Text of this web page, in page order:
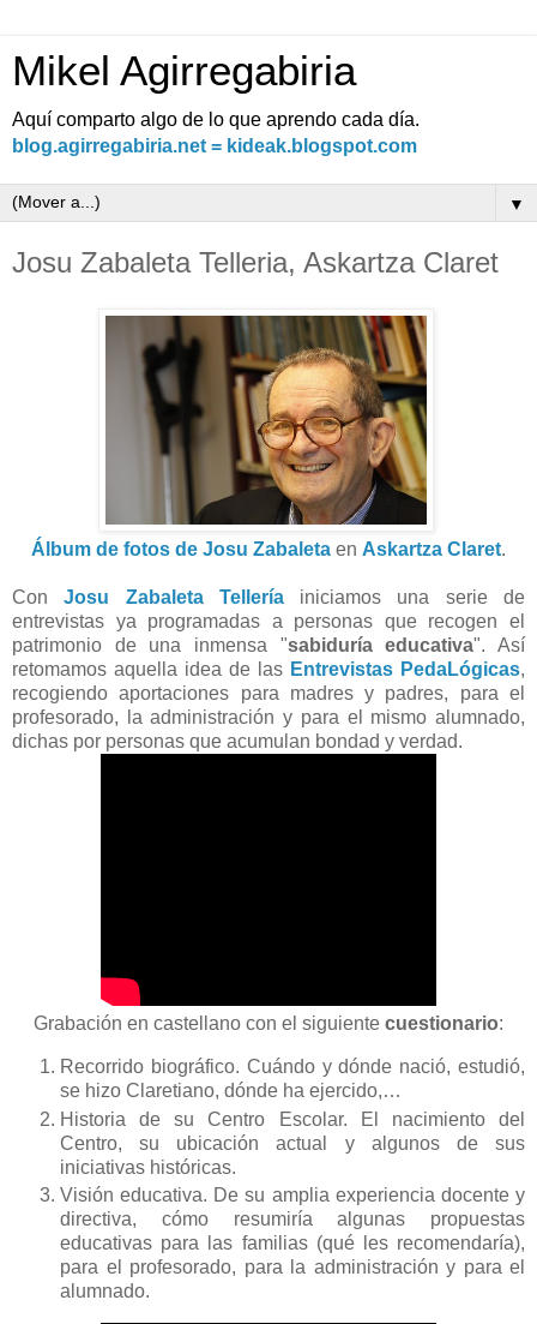
Mikel Agirregabiria
Aquí comparto algo de lo que aprendo cada día.
blog.agirregabiria.net = kideak.blogspot.com
▼
Josu Zabaleta Telleria, Askartza Claret
Álbum de fotos de Josu Zabaleta en Askartza Claret.
ConJosu Zabaleta Tellería
iniciamos una serie de
entrevistas ya programadas a personas que recogen el
patrimonio de una inmensa "sabiduría educativa". Así
retomamos aquella idea de las Entrevistas PedaLógicas,
recogiendo aportaciones para madres y padres, para el
profesorado, la administración y para el mismo alumnado,
dichas por personas que acumulan bondad y verdad.
Grabación en castellano con el siguiente cuestionario:
Recorrido biográfico. Cuándo y dónde nació, estudió,
se hizo Claretiano, dónde ha ejercido,…
Historia de su Centro Escolar. El nacimiento del
Centro, su ubicación actual y algunos de sus
iniciativas históricas.
Visión educativa. De su amplia experiencia docente y
directiva, cómo resumiría algunas propuestas
educativas para las familias (qué les recomendaría),
para el profesorado, para la administración y para el
alumnado.